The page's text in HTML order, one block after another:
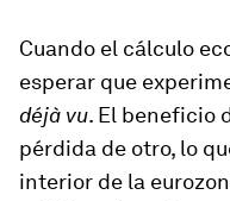
Cuando el cálculo
esperar que
déjà vu. El beneficio
pérdida de otro, lo
interior de la